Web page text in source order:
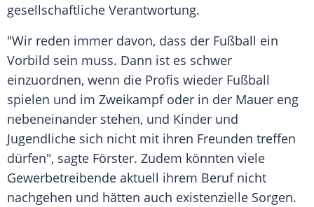
gesellschaftliche Verantwortung.
"Wir reden immer davon, dass der Fußball ein
Vorbild sein muss. Dann ist es schwer
einzuordnen, wenn die Profis wieder Fußball
spielen und im Zweikampf oder in der Mauer eng
nebeneinander stehen, und Kinder und
Jugendliche sich nicht mit ihren Freunden treffen
dürfen", sagte Förster. Zudem könnten viele
Gewerbetreibende aktuell ihrem Beruf nicht
nachgehen und hätten auch existenzielle Sorgen.